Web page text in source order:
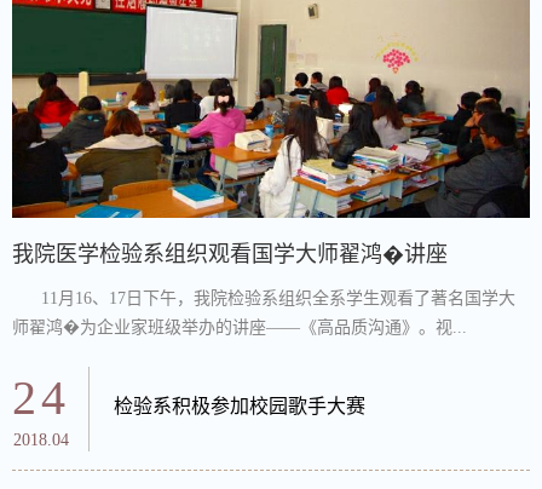
我院医学检验系组织观看国学大师翟鸿�讲座
11月16、17日下午，我院检验系组织全系学生观看了著名国学大
师翟鸿�为企业家班级举办的讲座――《高品质沟通》。视...
24
2018.04
检验系积极参加校园歌手大赛